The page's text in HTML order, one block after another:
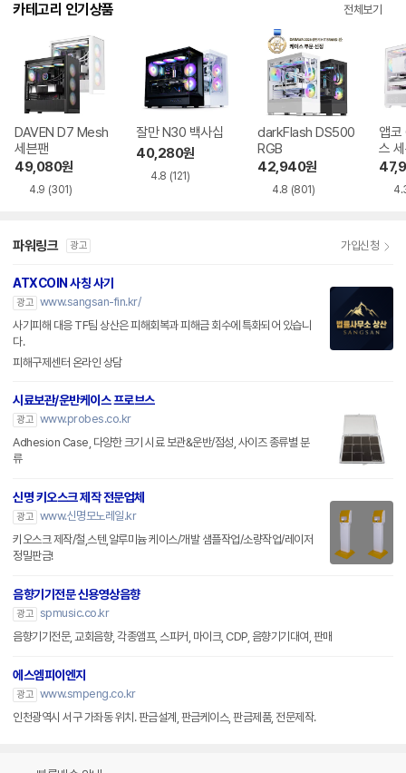
카테고리 인기상품 전체보기
DAVEN D7 Mesh
세븐팬
49,080원
4.9 (301)
잘만 N30 백사십
40,280원
4.8 (121)
darkFlash DS500
RGB
42,940원
4.8 (801)
앱코
스
파워링크 광고 가입신청
ATXCOIN 사칭 사기
광고 www.sangsan-fin.kr/
사기피해 대응 TF팀 상산은 피해회복과 피해금 회수에 특화되어 있습니
다.
피해구제센터 온라인 상담
시료보관/운반케이스 프로브스
광고 www.probes.co.kr
Adhesion Case, 다양한 크기 시료 보관&운반/점성, 사이즈 종류별 분
류
신명 키오스크 제작 전문업체
광고 www.신명모노레일.kr
키오스크 제작/철,스텐,알루미늄 케이스/개발 샘플작업/소량작업/레이저
정밀판금!
음향기기전문 신용영상음향
광고 spmusic.co.kr
음향기기전문, 교회음향, 각종앰프, 스피커, 마이크, CDP, 음향기기대여, 판매
에스엠피이엔지
광고 www.smpeng.co.kr
인천광역시 서구 가좌동 위치. 판금설계, 판금케이스, 판금제품, 전문제작.